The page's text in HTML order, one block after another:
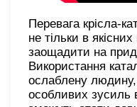
Перевага крісла-
не тільки в
заощадити на
Використання
ослаблену
особливих зусиль